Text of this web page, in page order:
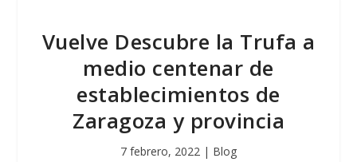
Vuelve Descubre la Trufa a
medio centenar de
establecimientos de
Zaragoza y provincia
7 febrero, 2022 | Blog